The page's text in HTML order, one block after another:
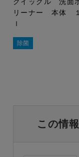
リーナー 本体
ｌ
除菌
この情